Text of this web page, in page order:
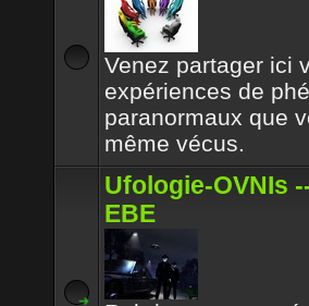
Enjoy
30 Déc 2017 16:32
Venez partager ici
expériences de
paranormaux que
même vécus.
Ufologie-OVNIs
EBE